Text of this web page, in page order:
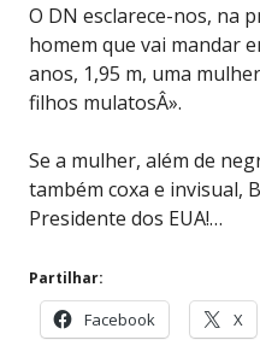
O DN esclarece-nos, na
homem que vai mandar
anos, 1,95 m, uma
filhos mulatosÂ».
Se a mulher, além de
também coxa e invisual,
Presidente dos EUA!…
Partilhar:
Facebook X